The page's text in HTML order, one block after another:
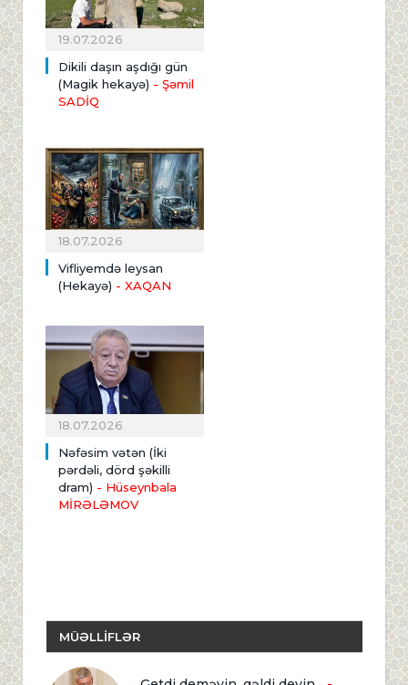
19.07.2026
Dikili daşın aşdığı gün
(Magik hekayə) - Şəmil
SADİQ
18.07.2026
Vifliyemdə leysan
(Hekayə) - XAQAN
18.07.2026
Nəfəsim vətən (İki
pərdəli, dörd şəkilli
dram) - Hüseynbala
MİRƏLƏMOV
MÜƏLLİFLƏR